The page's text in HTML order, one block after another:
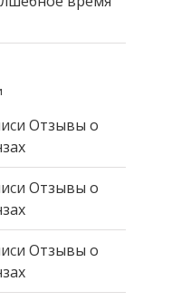
Отзывы о
Отзывы о
Отзывы о